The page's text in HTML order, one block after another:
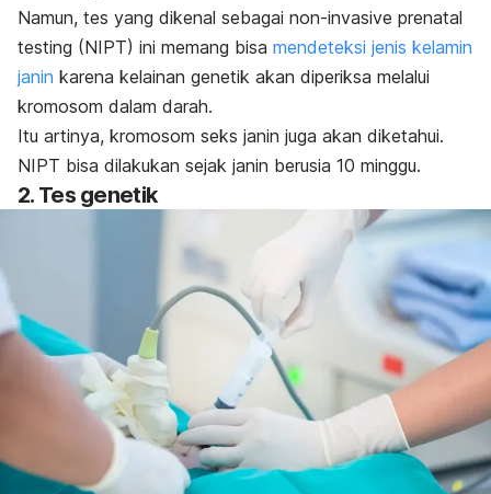
Namun, tes yang dikenal sebagai non-invasive prenatal
testing (NIPT) ini memang bisa mendeteksi jenis kelamin
janin karena kelainan genetik akan diperiksa melalui
kromosom dalam darah.
Itu artinya, kromosom seks janin juga akan diketahui.
NIPT bisa dilakukan sejak janin berusia 10 minggu.
2. Tes genetik